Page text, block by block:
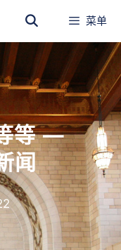
菜单
等 —
闻